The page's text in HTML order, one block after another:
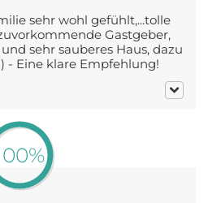
sehr wohl gefühlt,...tolle
Gastgeber,
sehr sauberes Haus, dazu
- Eine klare Empfehlung!